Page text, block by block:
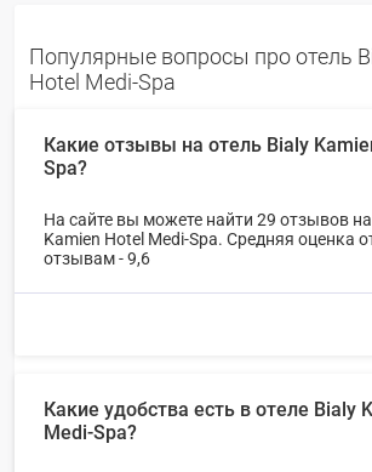
Популярные вопросы про отель
Hotel Medi-Spa
Какие отзывы на отель Bialy
Spa?
На сайте вы можете найти 29 отзывов
Kamien Hotel Medi-Spa. Средняя оценка
отзывам - 9,6
Какие удобства есть в отеле Bialy
Medi-Spa?